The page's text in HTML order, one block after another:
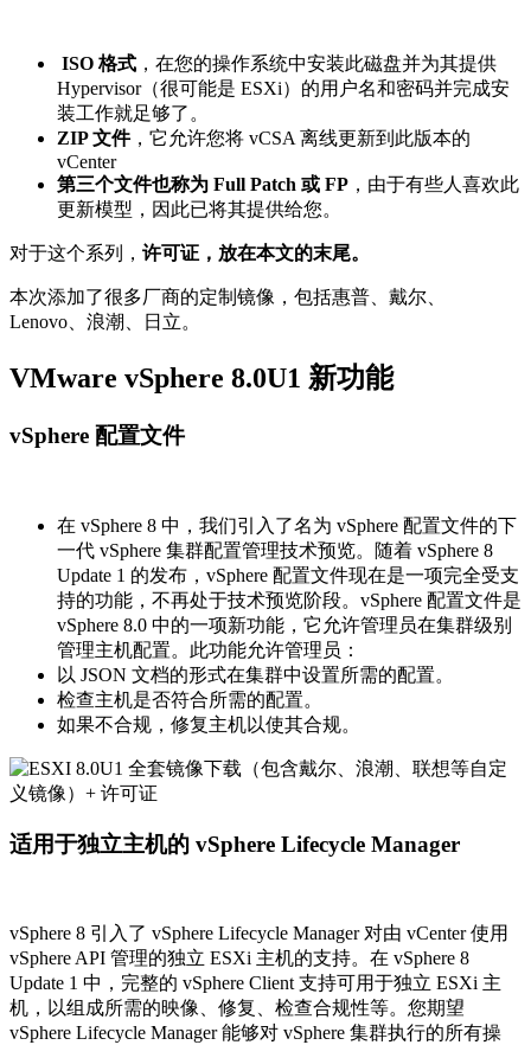
ISO 格式 ，在您的操作系统中安装此磁盘并为其提供
Hypervisor（很可能是 ESXi）的用户名和密码并完成安
装工作就足够了。
ZIP 文件，它允许您将 vCSA 离线更新到此版本的
vCenter
第三个文件也称为 Full Patch 或 FP ，由于有些人喜欢此
更新模型，因此已将其提供给您。
对于这个系列， 许可证，放在本文的末尾。
本次添加了很多厂商的定制镜像，包括惠普、戴尔、
Lenovo、浪潮、日立。
VMware vSphere 8.0U1 新功能
vSphere 配置文件
在 vSphere 8 中，我们引入了名为 vSphere 配置文件的下
一代 vSphere 集群配置管理技术预览。随着 vSphere 8
Update 1 的发布，vSphere 配置文件现在是一项完全受支
持的功能，不再处于技术预览阶段。vSphere 配置文件是
vSphere 8.0 中的一项新功能，它允许管理员在集群级别
管理主机配置。此功能允许管理员：
以 JSON 文档的形式在集群中设置所需的配置。
检查主机是否符合所需的配置。
如果不合规，修复主机以使其合规。
适用于独立主机的 vSphere Lifecycle Manager
vSphere 8 引入了 vSphere Lifecycle Manager 对由 vCenter 使用
vSphere API 管理的独立 ESXi 主机的支持。在 vSphere 8
Update 1 中，完整的 vSphere Client 支持可用于独立 ESXi 主
机，以组成所需的映像、修复、检查合规性等。您期望
vSphere Lifecycle Manager 能够对 vSphere 集群执行的所有操